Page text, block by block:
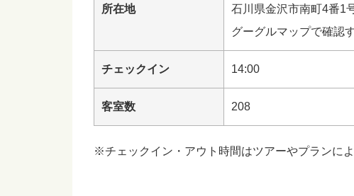
所在地
石川県金沢市南町4番1
グーグルマップで確認
チェックイン 14:00
客室数 208
※チェックイン・アウト時間はツアーやプランに